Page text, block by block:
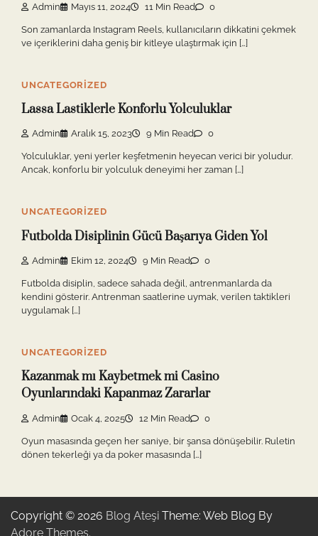
Admin Mayıs 11, 2024 11 Min Read 0
Son zamanlarda Instagram Reels, kullanıcıların dikkatini çekmek
ve içeriklerini daha geniş bir kitleye ulaştırmak için […]
UNCATEGORIZED
Lassa Lastiklerle Konforlu Yolculuklar
Admin Aralık 15, 2023 9 Min Read 0
Yolculuklar, yeni yerler keşfetmenin heyecan verici bir yoludur.
Ancak, konforlu bir yolculuk deneyimi her zaman […]
UNCATEGORIZED
Futbolda Disiplinin Gücü Başarıya Giden Yol
Admin Ekim 12, 2024 9 Min Read 0
Futbolda disiplin, sadece sahada değil, antrenmanlarda da
kendini gösterir. Antrenman saatlerine uymak, verilen taktikleri
uygulamak […]
UNCATEGORIZED
Kazanmak mı Kaybetmek mi Casino
Oyunlarındaki Kapanmaz Zararlar
Admin Ocak 4, 2025 12 Min Read 0
Oyun masasında geçen her saniye, bir şansa dönüşebilir. Ruletin
dönen tekerleği ya da poker masasında […]
Copyright © 2026 Blog Ateşi Theme: Web Blog By
Adore Themes.